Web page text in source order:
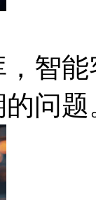
，
问题